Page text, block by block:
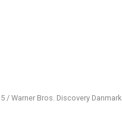
/ Warner Bros. Discovery Danmark